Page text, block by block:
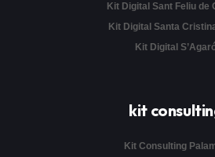
Kit Digital Sant Feliu de
Kit Digital Santa
Kit Digital
kit
Kit Consulting